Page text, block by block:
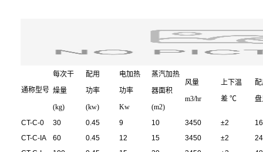
通称型号
每次干
燥量
(kg)
配用
功率
(kw)
电加热
功率
Kw
蒸汽加热
器面积
(m2)
风量
m3/hr
上下温
差 ℃
CT-C-0 30 0.45 9 10 3450 ±2
16
CT-C-IA
60 0.45 12 15 3450 ±2
24